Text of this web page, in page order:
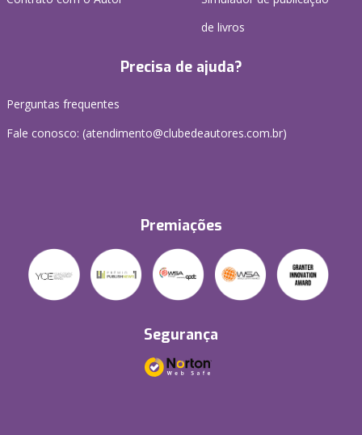
de livros
Precisa de ajuda?
Perguntas frequentes
Fale conosco: (atendimento@clubedeautores.com.br)
Premiações
Segurança